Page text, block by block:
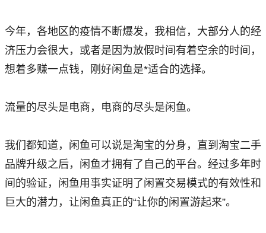
今年，各地区的疫情不断爆发，我相信，大部分人的经
济压力会很大，或者是因为放假时间有着空余的时间，
想着多赚一点钱，刚好闲鱼是*适合的选择。
流量的尽头是电商，电商的尽头是闲鱼。
我们都知道，闲鱼可以说是淘宝的分身，直到淘宝二手
品牌升级之后，闲鱼才拥有了自己的平台。经过多年时
间的验证，闲鱼用事实证明了闲置交易模式的有效性和
巨大的潜力，让闲鱼真正的“让你的闲置游起来”。